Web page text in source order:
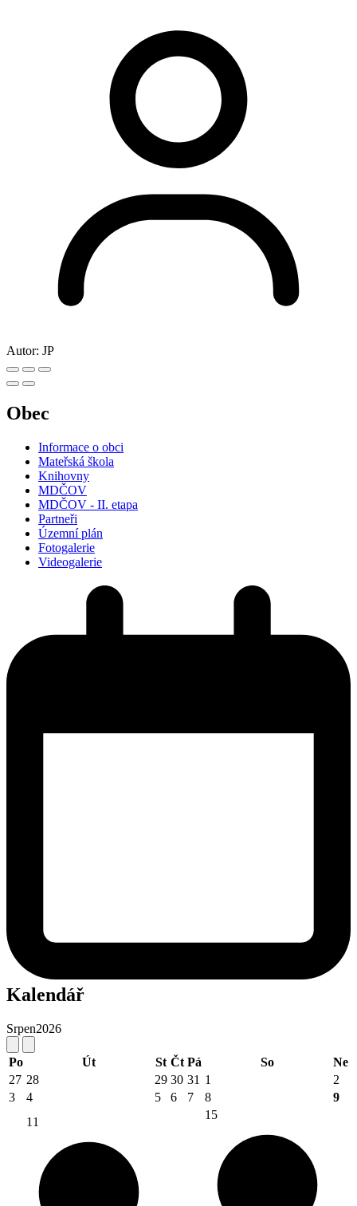
Autor: JP
Obec
Informace o obci
Mateřská škola
Knihovny
MDČOV
MDČOV - II. etapa
Partneři
Územní plán
Fotogalerie
Videogalerie
Kalendář
Srpen2026
Po Út St Čt Pá So
Ne
27 28 29 30 31 1
2
3
4 5 6 7 8 9
11
15